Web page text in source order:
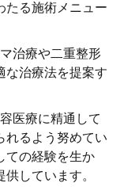
たる施術メニュー
治療や二重整形
な治療法を提案す
医療に精通して
れるよう努めてい
ての経験を生か
しています。